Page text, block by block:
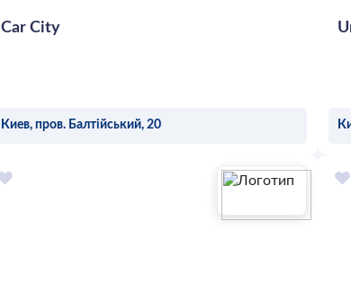
Car City
Киев, пров. Балтійський, 20